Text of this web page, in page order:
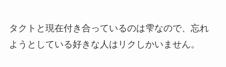
タクトと現在付き合っているのは雫なので、忘れ
ようとしている好きな人はリクしかいません。